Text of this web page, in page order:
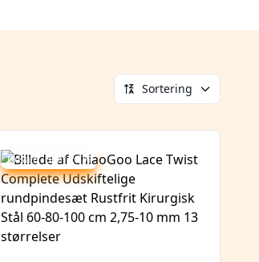
Sortering
Udsalg - spar 26 %